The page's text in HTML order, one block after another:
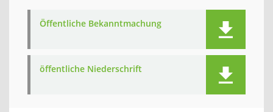
Öffentliche Bekanntmachung
öffentliche Niederschrift